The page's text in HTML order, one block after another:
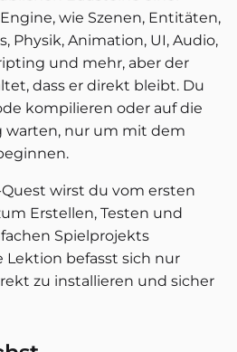
wie Szenen, Entitäten,
Physik, Animation, UI, Audio,
und mehr, aber der
dass er direkt bleibt. Du
kompilieren oder auf die
warten, nur um mit dem
wirst du vom ersten
Erstellen, Testen und
Spielprojekts
Lektion befasst sich nur
zu installieren und sicher